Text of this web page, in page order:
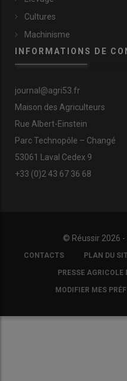
Cultures
Machinisme
INFORMATIONS DE
journal@agri53.fr
Maison des Agriculteurs
Rue Albert-Einstein
Parc Technopôle – Changé
53061 Laval Cedex 9
+33 (0)2 43 67 36 68
© Réussir 2026
FOOTER
COPYRIGHT
CONTACTS PLAN DU
PRESSE AGRICOLE
MODIFIER MES